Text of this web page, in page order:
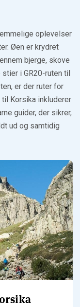
oplevelser
Øen er krydret
bjerge, skove
i GR20-ruten til
er der ruter for
til Korsika inkluderer
guider, der sikrer,
ud og samtidig